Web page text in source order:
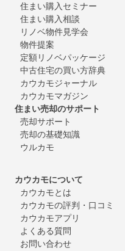
住まい購入セミナー
住まい購入相談
リノベ物件見学会
物件提案
定額リノベパッケージ
中古住宅の買い方辞典
カウカモジャーナル
カウカモマガジン
住まい売却のサポート
売却サポート
売却の基礎知識
ウルカモ
カウカモについて
カウカモとは
カウカモの評判・口コミ
カウカモアプリ
よくある質問
お問い合わせ